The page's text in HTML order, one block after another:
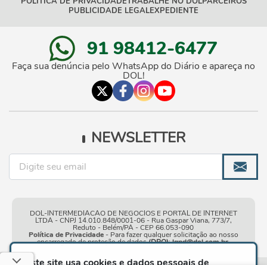
PUBLICIDADE LEGALEXPEDIENTE
91 98412-6477
Faça sua denúncia pelo WhatsApp do Diário e apareça no
DOL!
NEWSLETTER
DOL-INTERMEDIACAO DE NEGOCIOS E PORTAL DE INTERNET
LTDA - CNPJ 14.010.848/0001-06 - Rua Gaspar Viana, 773/7,
Reduto - Belém/PA - CEP 66.053-090
Política de Privacidade- Para fazer qualquer solicitação ao nosso
encarregado de proteção de dados(DPO):lgpd@dol.com.br.